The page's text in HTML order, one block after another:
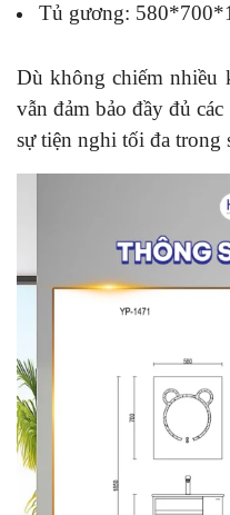
Tủ gương:
Dù không chiếm nhiều
vẫn đảm bảo đầy đủ
sự tiện nghi tối đa trong